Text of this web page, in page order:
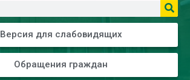
Версия для слабовидящих
Обращения граждан